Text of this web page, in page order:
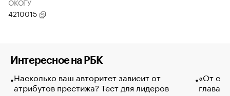
4210015
Интересное на РБК
Насколько ваш авторитет зависит от
атрибутов престижа? Тест для лидеров
«От
глава